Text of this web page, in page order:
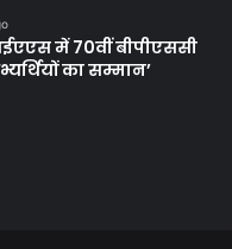
में 70वीं बीपीएससी
का सम्मान’